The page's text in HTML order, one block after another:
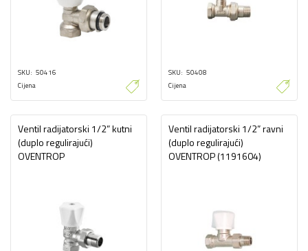
SKU 50416
Cijena
SKU 50408
Cijena
Ventil radijatorski 1/2” kutni
(duplo regulirajući)
OVENTROP
Ventil radijatorski 1/2” ravni
(duplo regulirajući)
OVENTROP (1191604)